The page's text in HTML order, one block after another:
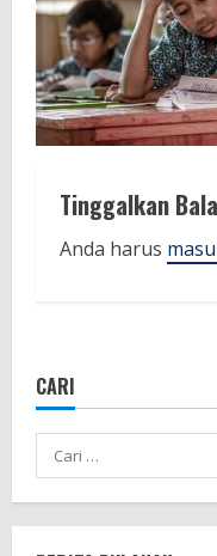
Tinggalkan
Anda harus
CARI
Cari
untuk: